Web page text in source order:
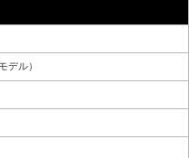
デル）